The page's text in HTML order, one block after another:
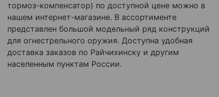
тормоз-компенсатор) по доступной цене можно в
нашем интернет-магазине. В ассортименте
представлен большой модельный ряд конструкций
для огнестрельного оружия. Доступна удобная
доставка заказов по Райчихинску и другим
населенным пунктам России.